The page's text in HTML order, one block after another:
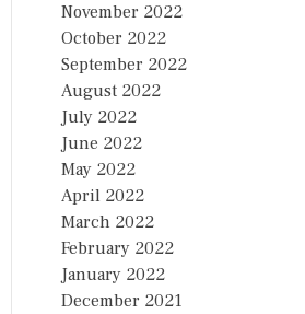
November 2022
October 2022
September 2022
August 2022
July 2022
June 2022
May 2022
April 2022
March 2022
February 2022
January 2022
December 2021